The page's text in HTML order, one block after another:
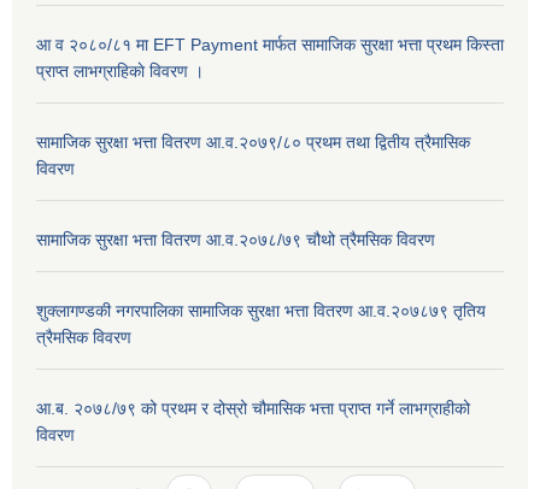
आ व २०८०/८१ मा EFT Payment मार्फत सामाजिक सुरक्षा भत्ता प्रथम किस्ता
प्राप्त लाभग्राहिकाे विवरण ।
सामाजिक सुरक्षा भत्ता वितरण आ.व.२०७९/८० प्रथम तथा द्वितीय त्रैमासिक
विवरण
सामाजिक सुरक्षा भत्ता वितरण आ.व.२०७८/७९ चौथो त्रैमसिक विवरण
शुक्लागण्डकी नगरपालिका सामाजिक सुरक्षा भत्ता वितरण आ.व.२०७८७९ तृतिय
त्रैमसिक विवरण
आ.ब. २०७८/७९ को प्रथम र दोस्रो चौमासिक भत्ता प्राप्त गर्ने लाभग्राहीको
विवरण